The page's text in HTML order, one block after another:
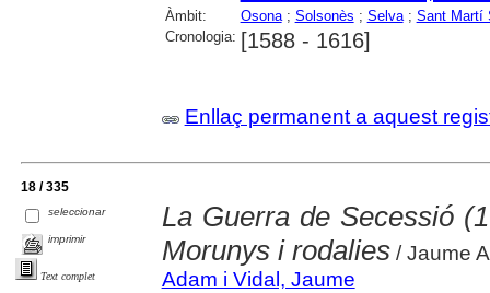
Àmbit: Osona; Solsonès ; Selva; Sant Martí
Cronologia: [1588 - 1616]
Enllaç permanent a aquest
18 / 335
seleccionar
imprimir
Text complet
La Guerra de Secessió
Morunys i rodalies/ Jaume
Adam i Vidal, Jaume